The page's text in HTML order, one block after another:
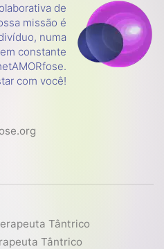
de
missão é
numa
constante
com você!
Tântrico
Tântrico